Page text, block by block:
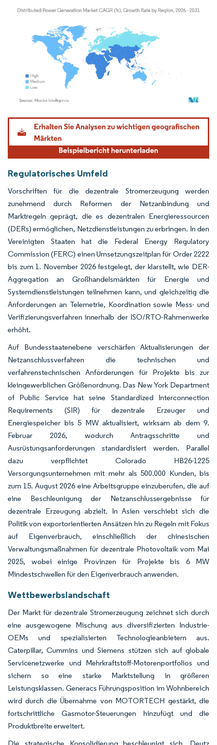
Bild © Mordor Intelligence. Wiederverwendung erfordert Namensnennung gemäß
Regulatorisches Umfeld
Vorschriften für die dezentrale Stromerzeugung werden
zunehmend durch Reformen der Netzanbindung und
Marktregeln geprägt, die es dezentralen Energieressourcen
(DERs) ermöglichen, Netzdienstleistungen zu erbringen. In den
Vereinigten Staaten hat die Federal Energy Regulatory
Commission (FERC) einen Umsetzungszeitplan für Order 2222
bis zum 1. November 2026 festgelegt, der klarstellt, wie DER-
Aggregation an Großhandelsmärkten für Energie und
Systemdienstleistungen teilnehmen kann, und gleichzeitig die
Anforderungen an Telemetrie, Koordination sowie Mess- und
Verifizierungsverfahren innerhalb der ISO/RTO-Rahmenwerke
erhöht.
Auf Bundesstaatenebene verschärfen Aktualisierungen der
Netzanschlussverfahren die technischen und
verfahrenstechnischen Anforderungen für Projekte bis zur
kleingewerblichen Größenordnung. Das New York Department
of Public Service hat seine Standardized Interconnection
Requirements (SIR) für dezentrale Erzeuger und
Energiespeicher bis 5 MW aktualisiert, wirksam ab dem 9.
Februar 2026, wodurch Antragsschritte und
Ausrüstungsanforderungen standardisiert werden. Parallel
dazu verpflichtet Colorado HB26-1225
Versorgungsunternehmen mit mehr als 500.000 Kunden, bis
zum 15. August 2026 eine Arbeitsgruppe einzuberufen, die auf
eine Beschleunigung der Netzanschlussergebnisse für
dezentrale Erzeugung abzielt. In Asien verschiebt sich die
Politik von exportorientierten Ansätzen hin zu Regeln mit Fokus
auf Eigenverbrauch, einschließlich der chinesischen
Verwaltungsmaßnahmen für dezentrale Photovoltaik vom Mai
2025, wobei einige Provinzen für Projekte bis 6 MW
Mindestschwellen für den Eigenverbrauch anwenden.
Wettbewerbslandschaft
Der Markt für dezentrale Stromerzeugung zeichnet sich durch
eine ausgewogene Mischung aus diversifizierten Industrie-
OEMs und spezialisierten Technologieanbietern aus.
Caterpillar, Cummins und Siemens stützen sich auf globale
Servicenetzwerke und Mehrkraftstoff-Motorenportfolios und
sichern so eine starke Marktstellung in größeren
Leistungsklassen. Generacs Führungsposition im Wohnbereich
wird durch die Übernahme von MOTORTECH gestärkt, die
fortschrittliche Gasmotor-Steuerungen hinzufügt und die
Produktbreite erweitert.